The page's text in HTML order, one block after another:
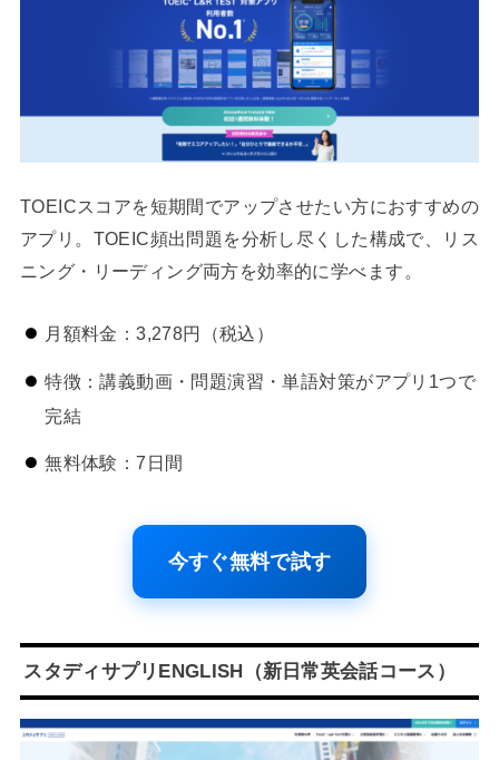
TOEICスコアを短期間でアップさせたい方におすすめの
アプリ。TOEIC頻出問題を分析し尽くした構成で、リス
ニング・リーディング両方を効率的に学べます。
月額料金：3,278円（税込）
特徴：講義動画・問題演習・単語対策がアプリ1つで
完結
無料体験：7日間
今すぐ無料で試す
スタディサプリENGLISH（新日常英会話コース）